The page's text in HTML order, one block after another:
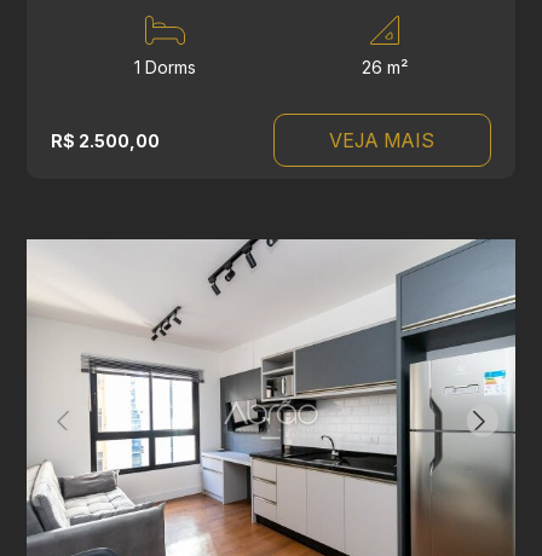
1 Dorms 26 m²
R$ 2.500,00 VEJA MAIS